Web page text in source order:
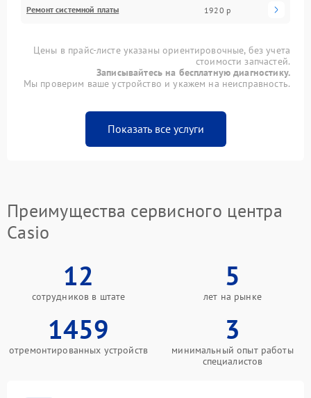
Ремонт системной платы 1920 р
Цены в прайс-листе указаны ориентировочные, без учета
стоимости запчастей.
Записывайтесь на бесплатную диагностику.
Мы проверим ваше устройство и укажем на неисправность.
Показать все услуги
Преимущества сервисного центра
Casio
12
сотрудников в штате
5
лет на рынке
1459
отремонтированных устройств
3
минимальный опыт работы
специалистов